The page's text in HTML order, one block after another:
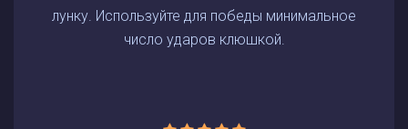
лунку. Используйте для победы минимальное
число ударов клюшкой.